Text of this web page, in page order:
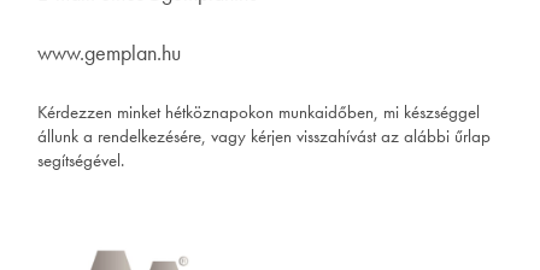
www.gemplan.hu
Kérdezzen minket hétköznapokon munkaidőben, mi készséggel
állunk a rendelkezésére, vagy kérjen visszahívást az alábbi űrlap
segítségével.